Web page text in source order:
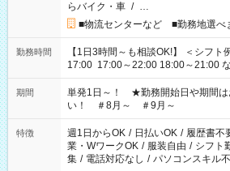
らバイク・車 / …
■物流センターなど ■勤務地選べ
勤務時間
【1日3時間～も相談OK!】 ＜シフト例＞ 9:00～12:00 12:00～
17:00 17:00～22:00 18:00～21:00 など こちら以外の時
お気軽にご相談ください！
期間
単発1日～！ ★勤務開始日や期間は
い！ ＃8月～ ＃9月～
特徴 週1日からOK / 日払いOK / 履歴書不
業・WワークOK / 服装自由 / シフト
集 / 電話対応なし / パソコンスキル